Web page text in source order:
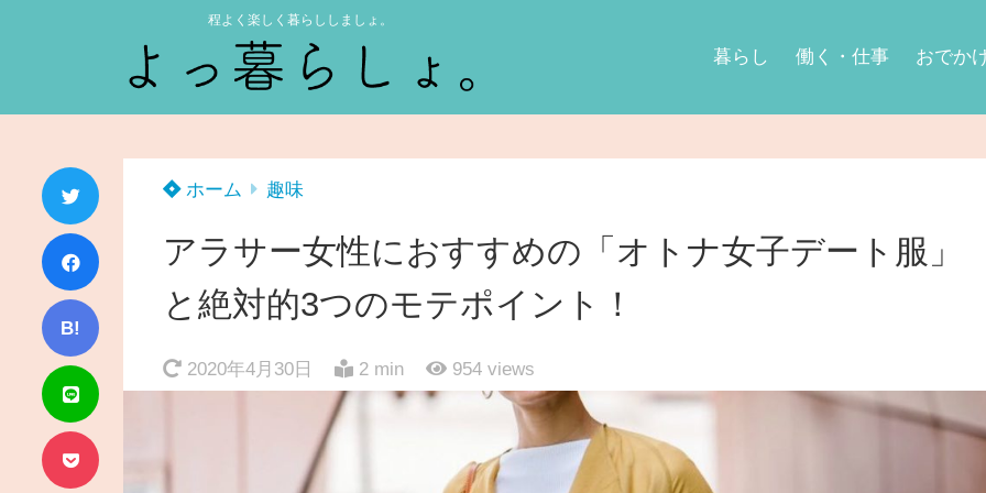
程よく楽しく暮らししましょ。
暮らし 働く・仕事 おでか
B!
ホーム 趣味
アラサー女性におすすめの「オトナ女子デート服」
と絶対的3つのモテポイント！
2020年4月30日 2 min 954 views